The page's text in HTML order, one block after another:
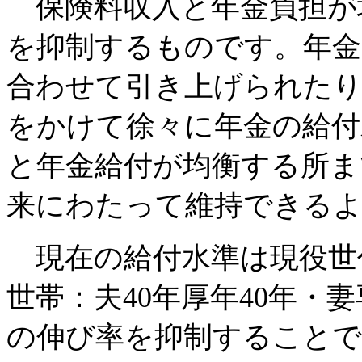
保険料収入と年金負担
を抑制するものです。年
合わせて引き上げられた
をかけて徐々に年金の給
と年金給付が均衡する所
来にわたって維持できる
現在の給付水準は現役
世帯：夫40年厚年40年・
の伸び率を抑制すること